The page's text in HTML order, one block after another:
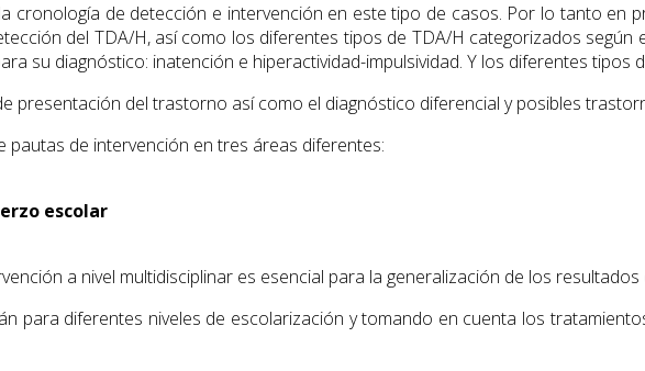
cronología de detección e intervención en este tipo de casos. Por lo tanto en
del TDA/H, así como los diferentes tipos de TDA/H categorizados
su diagnóstico: inatención e hiperactividad-impulsividad. Y los diferentes tipos
presentación del trastorno así como el diagnóstico diferencial y posibles
de intervención en tres áreas diferentes:
escolar
a nivel multidisciplinar es esencial para la generalización de los resultados
para diferentes niveles de escolarización y tomando en cuenta los